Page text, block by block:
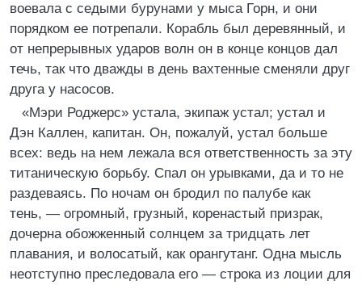
воевала с седыми бурунами у мыса Горн, и они
порядком ее потрепали. Корабль был деревянный, и
от непрерывных ударов волн он в конце концов дал
течь, так что дважды в день вахтенные сменяли друг
друга у насосов.
«Мэри Роджерс» устала, экипаж устал; устал и
Дэн Каллен, капитан. Он, пожалуй, устал больше
всех: ведь на нем лежала вся ответственность за эту
титаническую борьбу. Спал он урывками, да и то не
раздеваясь. По ночам он бродил по палубе как
тень, — огромный, грузный, коренастый призрак,
дочерна обожженный солнцем за тридцать лет
плавания, и волосатый, как орангутанг. Одна мысль
неотступно преследовала его — строка из лоции для